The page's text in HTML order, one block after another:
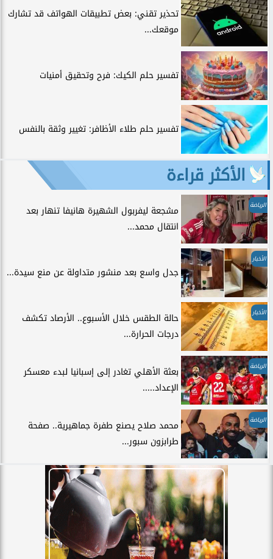
تحذير تقني: بعض تطبيقات الهواتف قد تشارك
موقعك...
تفسير حلم الكيك: فرح وتحقيق أمنيات
تفسير حلم طلاء الأظافر: تغيير وثقة بالنفس
الأكثر قراءة
الرياضة
مشجعة ليفربول الشهيرة هانيفا تنهار بعد
انتقال محمد...
الأخبار
جدل واسع بعد منشور متداولة عن منع سيدة...
الأخبار
حالة الطقس خلال الأسبوع.. الأرصاد تكشف
درجات الحرارة...
الرياضة
بعثة الأهلي تغادر إلى إسبانيا لبدء معسكر
الإعداد.....
الرياضة
محمد صلاح يصنع طفرة جماهيرية.. صفحة
طرابزون سبور...